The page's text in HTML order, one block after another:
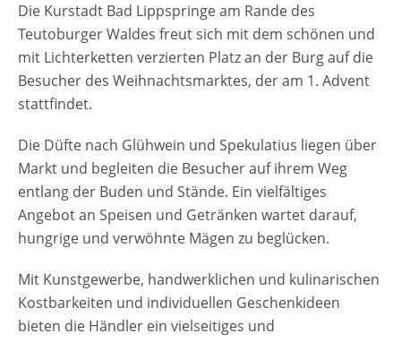
schon traditionelle Krippenausstellung in
den historischen Räumen der Kaiser-Karls-
Trinkhalle. [rule type="basic"] Anzeige
Termine und Öffnungszeiten
Weihnachtsmarkt in Bad Lippspringe 2025
29.11. - 30.11.2025 Samstag 15:00 - 22:00
Uhr Sonntag 13:00 - 19:00 Uhr Der Eintritt ist
frei Veranstaltungsort Weihnachtsmarkt in…
Die Kurstadt Bad Lippspringe am Rande des
Teutoburger Waldes freut sich mit dem schönen und
mit Lichterketten verzierten Platz an der Burg auf die
Besucher des Weihnachtsmarktes, der am 1. Advent
stattfindet.
Die Düfte nach Glühwein und Spekulatius liegen über
Markt und begleiten die Besucher auf ihrem Weg
entlang der Buden und Stände. Ein vielfältiges
Angebot an Speisen und Getränken wartet darauf,
hungrige und verwöhnte Mägen zu beglücken.
Mit Kunstgewerbe, handwerklichen und kulinarischen
Kostbarkeiten und individuellen Geschenkideen
bieten die Händler ein vielseitiges und